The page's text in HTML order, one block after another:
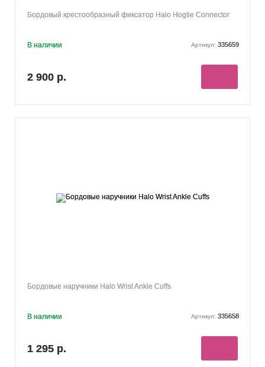
Бордовый крестообразный фиксатор Halo Hogtie Connector
В наличии Артикул: 335659
2 900 р.
Бордовые наручники Halo Wrist Ankle Cuffs
В наличии Артикул: 335658
1 295 р.